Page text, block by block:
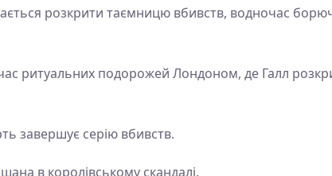
розкрити таємницю вбивств, водночас
ритуальних подорожей Лондоном, де Галл
завершує серію вбивств.
в королівському скандалі.